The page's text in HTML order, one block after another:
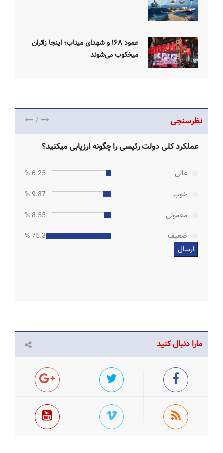
عمود ۱۶۸ و شهدای میناب؛ اینجا زائران
میخکوب می‌شوند
نظرسنجی /
عملکرد کلی دولت رئیسی را چگونه ارزیابی میکنید؟
عالی
6.25 %
خوب
9.87 %
معمولی
8.55 %
ضعیف
75.33 %
مارا دنبال کنید